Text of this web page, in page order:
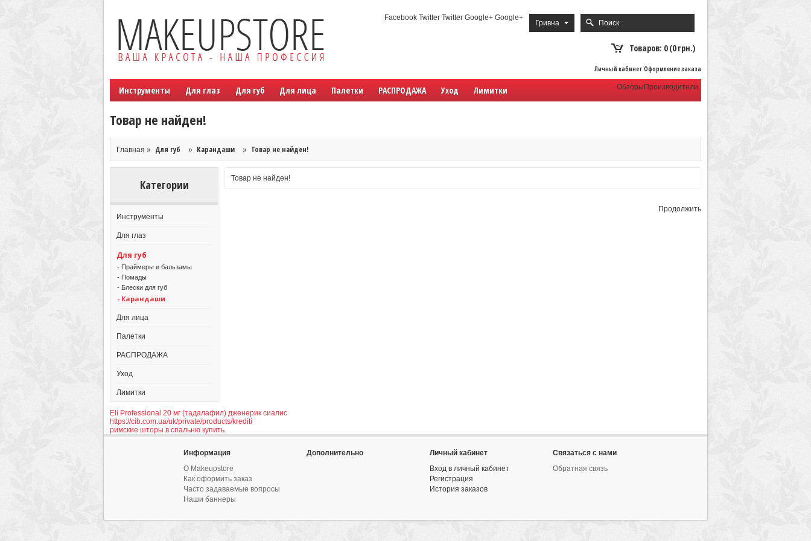
Гривна
Facebook Twitter Twitter Google+ Google+
Товаров: 0 (0 грн.)
Личный кабинет Оформление заказа
Инструменты Для глаз Для губ Для лица Палетки РАСПРОДАЖА Уход Лимитки Производители
Обзоры
Товар не найден!
Главная » Для губ » Карандаши » Товар не найден!
Категории
Инструменты
Для глаз
Для губ
- Праймеры и бальзамы
- Помады
- Блески для губ
- Карандаши
Для лица
Палетки
РАСПРОДАЖА
Уход
Лимитки
Товар не найден!
Продолжить
Eli Professional 20 мг (тадалафил) дженерик сиалис
https://cib.com.ua/uk/private/products/krediti
римские шторы в спальню купить
Информация
О Makeupstore
Как оформить заказ
Часто задаваемые вопросы
Наши баннеры
Дополнительно
Личный кабинет
Вход в личный кабинет
Регистрация
История заказов
Связаться с нами
Обратная связь